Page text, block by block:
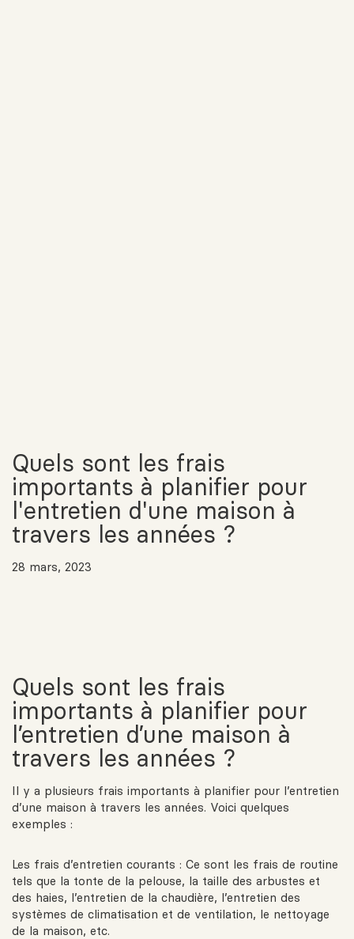
Quels sont les frais
importants à planifier pour
l'entretien d'une maison à
travers les années ?
28 mars, 2023
Quels sont les frais
importants à planifier pour
l’entretien d’une maison à
travers les années ?
Il y a plusieurs frais importants à planifier pour l’entretien
d’une maison à travers les années. Voici quelques
exemples :
Les frais d’entretien courants : Ce sont les frais de routine
tels que la tonte de la pelouse, la taille des arbustes et
des haies, l’entretien de la chaudière, l’entretien des
systèmes de climatisation et de ventilation, le nettoyage
de la maison, etc.